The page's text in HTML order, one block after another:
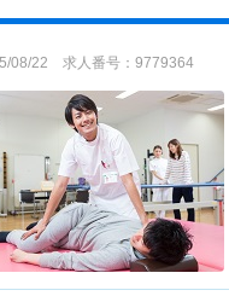
08/22 求人番号：9779364